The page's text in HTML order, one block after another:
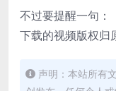
不过要提醒一句：
下载的视频版权归
声明：本站所有